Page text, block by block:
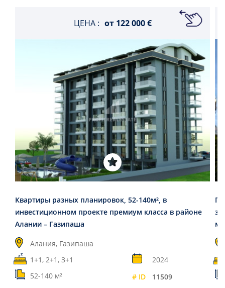
ЦЕНА : от 122 000 €
Квартиры разных планировок, 52-140м², в
инвестиционном проекте премиум класса в районе
Алании – Газипаша
Алания, Газипаша
1+1, 2+1, 3+1
2024
52-140 м²
# ID 11509